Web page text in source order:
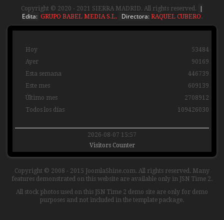
Copyright © 2020 - 2021 SIERRA MADRID. All rights reserved.
|
Edita: GRUPO BABEL MEDIA S.L. Directora:RAQUEL CUBERO.
Hoy
Ayer
Esta semana
Este mes
Último mes
Todos los días
53484
90169
446739
609139
2708912
109426030
2026-08-07 15:57
Visitors Counter
Copyright © 2008 - 2015 JoomlaShine.com. All rights reserved. Many
features demonstrated on this website are available only in JSN Time 2.
All stock photos used on this JSN Time 2 demo site are only for demo
purposes and not included in the template package.